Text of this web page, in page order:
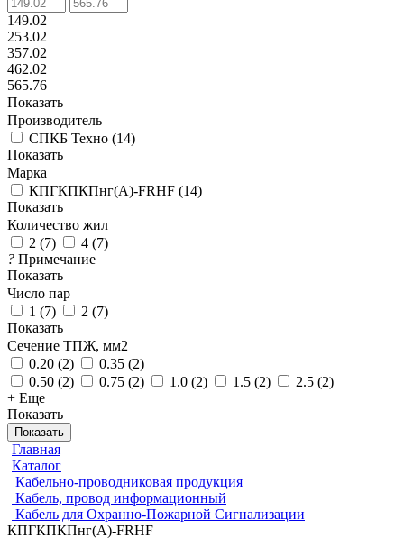
149.02
253.02
357.02
462.02
565.76
Показать
Производитель
СПКБ Техно (14)
Показать
Марка
КПГКПКПнг(A)-FRHF (14)
Показать
Количество жил
2 (7) 4 (7)
? Примечание
Показать
Число пар
1 (7) 2 (7)
Показать
Сечение ТПЖ, мм2
0.20 (2) 0.35 (2)
0.50 (2) 0.75 (2) 1.0 (2) 1.5 (2) 2.5 (2)
+ Еще
Показать
Показать
Главная
Каталог
Кабельно-проводниковая продукция
Кабель, провод информационный
Кабель для Охранно-Пожарной Сигнализации
КПГКПКПнг(А)-FRHF